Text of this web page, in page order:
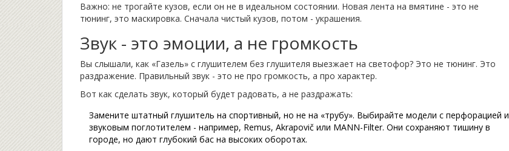
Важно: не трогайте кузов, если он не в идеальном состоянии. Новая лента на вмятине - это не
тюнинг, это маскировка. Сначала чистый кузов, потом - украшения.
Звук - это эмоции, а не громкость
Вы слышали, как «Газель» с глушителем без глушителя выезжает на светофор? Это не тюнинг. Это
раздражение. Правильный звук - это не про громкость, а про характер.
Вот как сделать звук, который будет радовать, а не раздражать:
Замените штатный глушитель на спортивный, но не на «трубу». Выбирайте модели с перфорацией и
звуковым поглотителем - например, Remus, Akrapovič или MANN-Filter. Они сохраняют тишину в
городе, но дают глубокий бас на высоких оборотах.